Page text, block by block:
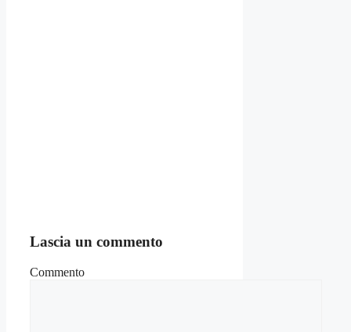
Lascia un commento
Commento